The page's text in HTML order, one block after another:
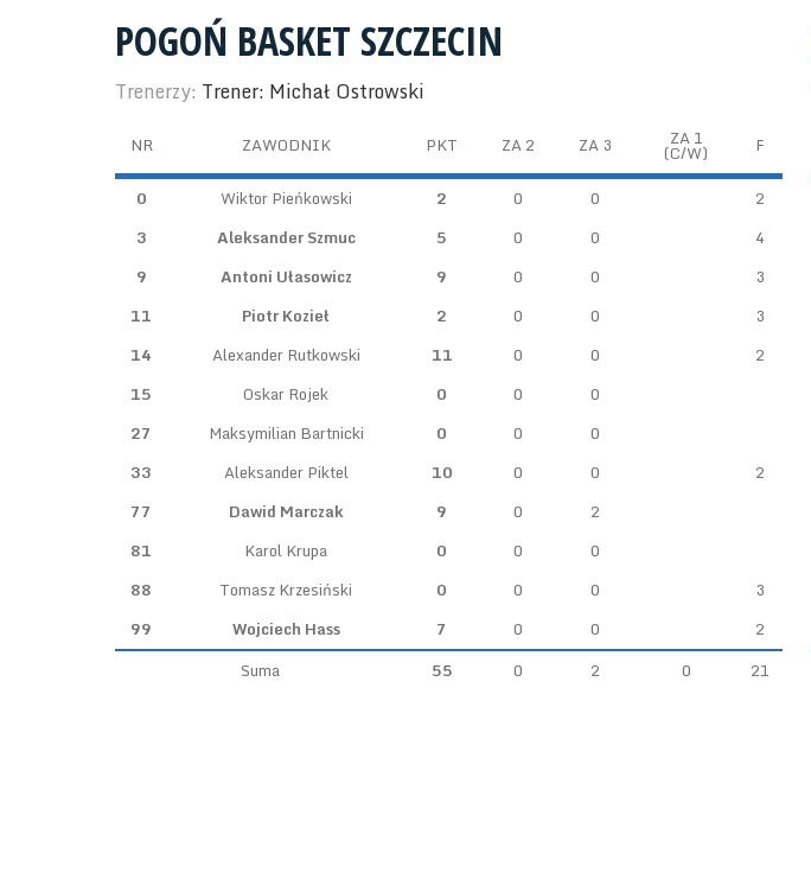
POGOŃ BASKET SZCZECIN
Trenerzy: Trener: Michał Ostrowski
NR ZAWODNIK PKT ZA 2 ZA 3 ZA 1
(C/W) F
0 Wiktor Pieńkowski 2 0 0
2
3
Aleksander Szmuc 5 0 0
4
9
Antoni Ułasowicz 9 0 0
3
11
Piotr Kozieł 2 0 0
3
14
Alexander Rutkowski 11 0 0
2
15
Oskar Rojek 0 0
0
27
Maksymilian Bartnicki 0 0
0
33
Aleksander Piktel 10 0 0
2
77
Dawid Marczak 9 0
2
81
Karol Krupa 0 0
0
88
Tomasz Krzesiński 0 0 0
3
99
Wojciech Hass 7 0 0
2
Suma
55 0 2 0 21